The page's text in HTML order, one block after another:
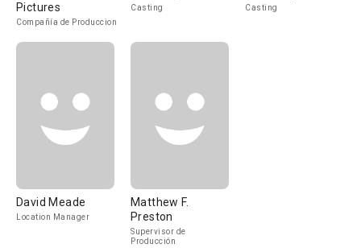
Pictures
Compañía de Produccion
Casting Casting
David Meade
Location Manager
Matthew F.
Preston
Supervisor de
Producción